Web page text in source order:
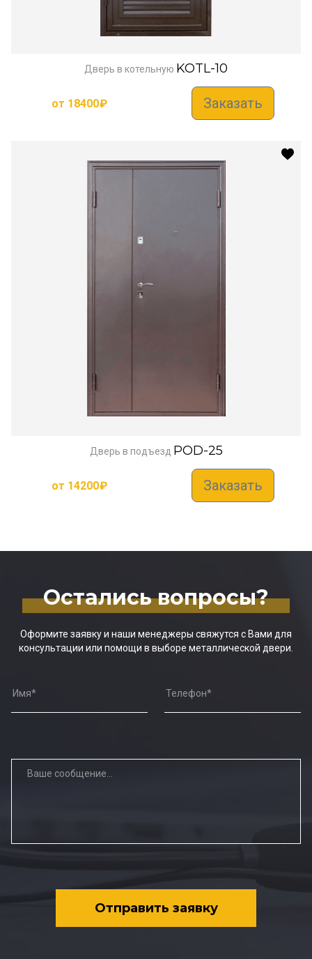
Дверь в котельную KOTL-10
от 18400₽ Заказать
Дверь в подъезд POD-25
от 14200₽ Заказать
Остались вопросы?
Оформите заявку и наши менеджеры свяжутся с Вами для
консультации или помощи в выборе металлической двери.
Отправить заявку